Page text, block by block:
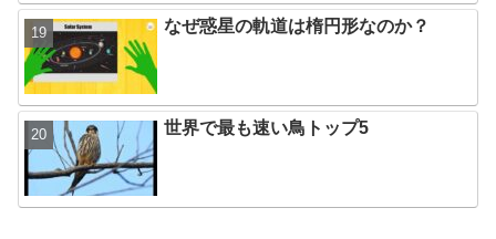
なぜ惑星の軌道は楕円形なのか？
世界で最も速い鳥トップ5